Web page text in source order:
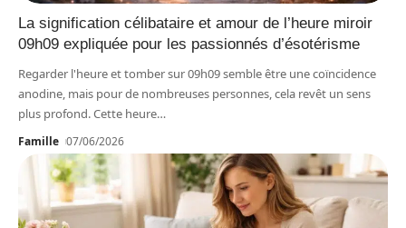
La signification célibataire et amour de l’heure miroir
09h09 expliquée pour les passionnés d’ésotérisme
Regarder l'heure et tomber sur 09h09 semble être une coïncidence
anodine, mais pour de nombreuses personnes, cela revêt un sens
plus profond. Cette heure…
Famille 07/06/2026